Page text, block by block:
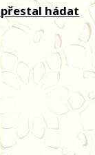
přestal hádat